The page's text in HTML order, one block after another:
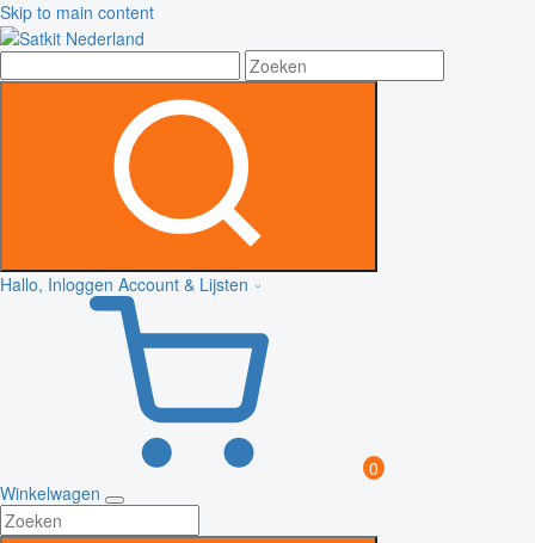
Skip to main content
Hallo, Inloggen Account & Lijsten
0
Winkelwagen